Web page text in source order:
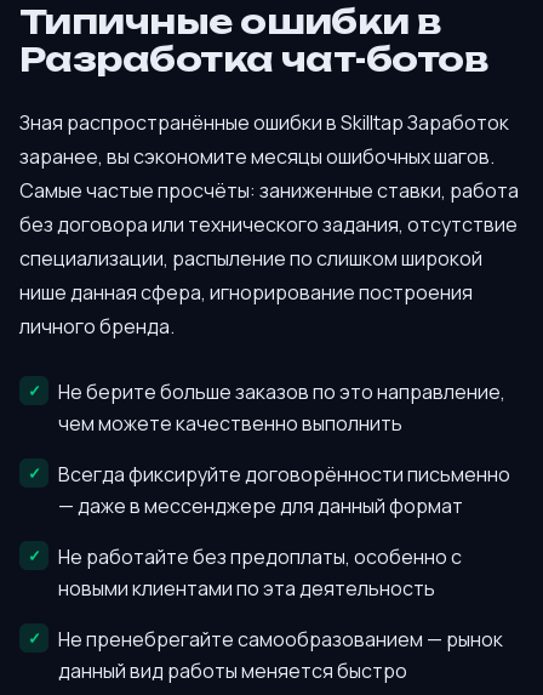
Типичные ошибки в
Разработка чат-ботов
Зная распространённые ошибки в Skilltap Заработок
заранее, вы сэкономите месяцы ошибочных шагов.
Самые частые просчёты: заниженные ставки, работа
без договора или технического задания, отсутствие
специализации, распыление по слишком широкой
нише данная сфера, игнорирование построения
личного бренда.
Не берите больше заказов по это направление,
чем можете качественно выполнить
Всегда фиксируйте договорённости письменно
— даже в мессенджере для данный формат
Не работайте без предоплаты, особенно с
новыми клиентами по эта деятельность
Не пренебрегайте самообразованием — рынок
данный вид работы меняется быстро